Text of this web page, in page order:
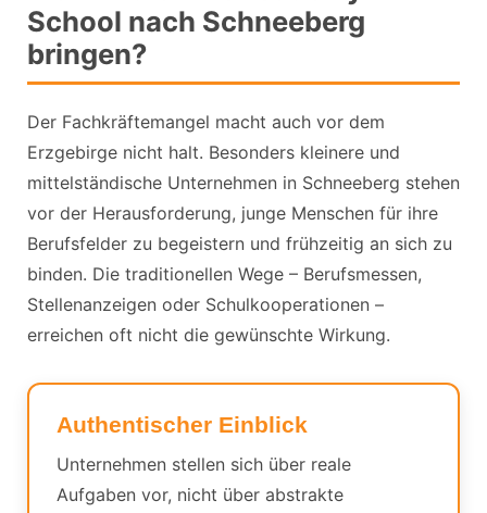
School nach Schneeberg
bringen?
Der Fachkräftemangel macht auch vor dem
Erzgebirge nicht halt. Besonders kleinere und
mittelständische Unternehmen in Schneeberg stehen
vor der Herausforderung, junge Menschen für ihre
Berufsfelder zu begeistern und frühzeitig an sich zu
binden. Die traditionellen Wege – Berufsmessen,
Stellenanzeigen oder Schulkooperationen –
erreichen oft nicht die gewünschte Wirkung.
Authentischer Einblick
Unternehmen stellen sich über reale
Aufgaben vor, nicht über abstrakte